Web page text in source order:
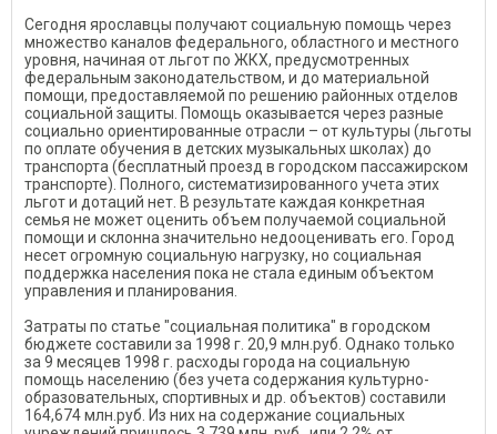
Сегодня ярославцы получают социальную помощь через
множество каналов федерального, областного и местного
уровня, начиная от льгот по ЖКХ, предусмотренных
федеральным законодательством, и до материальной
помощи, предоставляемой по решению районных отделов
социальной защиты. Помощь оказывается через разные
социально ориентированные отрасли – от культуры (льготы
по оплате обучения в детских музыкальных школах) до
транспорта (бесплатный проезд в городском пассажирском
транспорте). Полного, систематизированного учета этих
льгот и дотаций нет. В результате каждая конкретная
семья не может оценить объем получаемой социальной
помощи и склонна значительно недооценивать его. Город
несет огромную социальную нагрузку, но социальная
поддержка населения пока не стала единым объектом
управления и планирования.
Затраты по статье "социальная политика" в городском
бюджете составили за 1998 г. 20,9 млн.руб. Однако только
за 9 месяцев 1998 г. расходы города на социальную
помощь населению (без учета содержания культурно-
образовательных, спортивных и др. объектов) составили
164,674 млн.руб. Из них на содержание социальных